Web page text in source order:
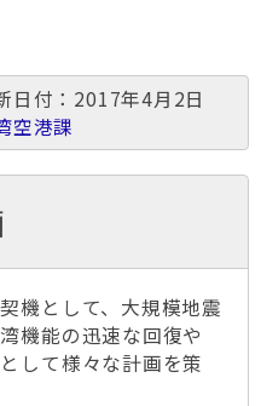
日付：2017年4月2日
空港課
機として、大規模地震
機能の迅速な回復や
して様々な計画を策